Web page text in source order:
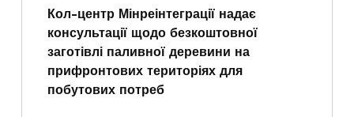
Кол-центр Мінреінтеграції надає
консультації щодо безкоштовної
заготівлі паливної деревини на
прифронтових територіях для
побутових потреб